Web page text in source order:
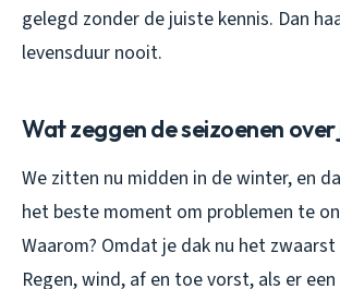
gelegd zonder de juiste kennis. Dan
levensduur nooit.
Wat zeggen de seizoenen over
We zitten nu midden in de winter, en
het beste moment om problemen te
Waarom? Omdat je dak nu het
Regen, wind, af en toe vorst, als er